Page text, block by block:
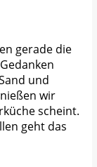
gerade die
und
wir
scheint.
geht das